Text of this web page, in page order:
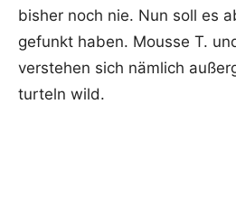
bisher noch nie. Nun soll es
gefunkt haben. Mousse T.
verstehen sich nämlich
turteln wild.